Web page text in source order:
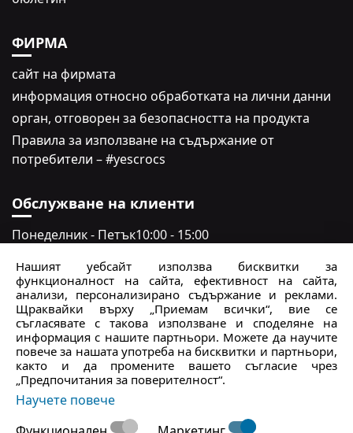
ФИРМА
сайт на фирмата
информация относно обработката на лични данни
oрган, отговорен за безопасността на продукта
Правила за използване на съдържание от
потребители – #yescrocs
Обслужване на клиенти
Понеделник - Петък10:00 - 15:00
crocs.bg@intersocks.pl
+359
Изпрати
ПриемамПолитиката за поверителност
Нашият уебсайт използва бисквитки за
функционалност на сайта, ефективност на сайта,
анализи, персонализирано съдържание и реклами.
Щраквайки върху „Приемам всички“, вие се
съгласявате с такова използване и споделяне на
информация с нашите партньори. Можете да научите
повече за нашата употреба на бисквитки и партньори,
както и да промените вашето съгласие чрез
„Предпочитания за поверителност“.
Научете повече